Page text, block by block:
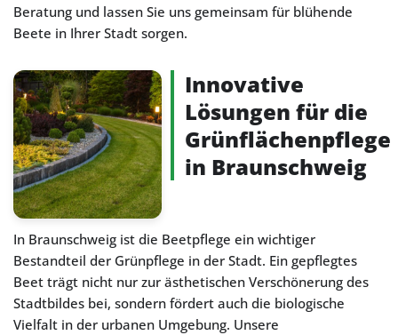
Beratung und lassen Sie uns gemeinsam für blühende
Beete in Ihrer Stadt sorgen.
Innovative
Lösungen für die
Grünflächenpflege
in Braunschweig
In Braunschweig ist die Beetpflege ein wichtiger
Bestandteil der Grünpflege in der Stadt. Ein gepflegtes
Beet trägt nicht nur zur ästhetischen Verschönerung des
Stadtbildes bei, sondern fördert auch die biologische
Vielfalt in der urbanen Umgebung. Unsere